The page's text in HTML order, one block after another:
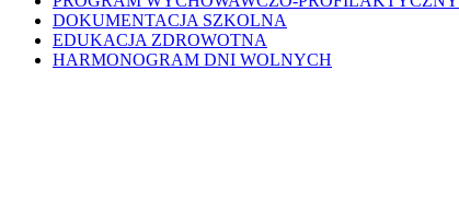
DOKUMENTACJA SZKOLNA
EDUKACJA ZDROWOTNA
HARMONOGRAM DNI WOLNYCH